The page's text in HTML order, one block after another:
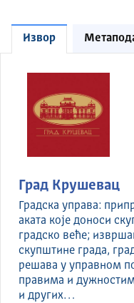
Извор
Град Крушевац
Градска управа:
аката које доноси
градско веће;
скупштине града,
решава у управном
правима и
и других…